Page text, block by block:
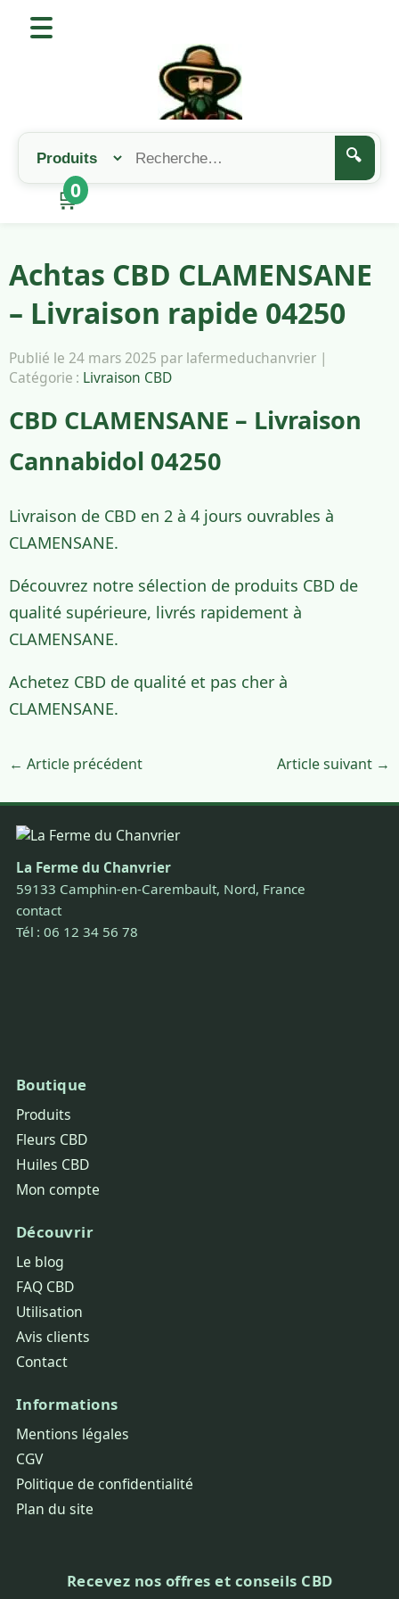
🔍
🛒
0
Achtas CBD CLAMENSANE
– Livraison rapide 04250
Publié le 24 mars 2025 par lafermeduchanvrier |
Catégorie : Livraison CBD
CBD CLAMENSANE – Livraison
Cannabidol 04250
Livraison de CBD en 2 à 4 jours ouvrables à
CLAMENSANE.
Découvrez notre sélection de produits CBD de
qualité supérieure, livrés rapidement à
CLAMENSANE.
Achetez CBD de qualité et pas cher à
CLAMENSANE.
← Article précédent Article suivant →
La Ferme du Chanvrier
59133 Camphin-en-Carembault, Nord, France
contact
Tél : 06 12 34 56 78
Boutique
Produits
Fleurs CBD
Huiles CBD
Mon compte
Découvrir
Le blog
FAQ CBD
Utilisation
Avis clients
Contact
Informations
Mentions légales
CGV
Politique de confidentialité
Plan du site
Recevez nos offres et conseils CBD